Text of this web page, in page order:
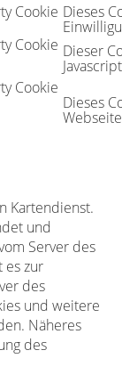
Cookie Dieses
Cookie Dieser
Cookie
Dieses
Kartendienst.
und
Server des
es zur
des
und weitere
Näheres
des